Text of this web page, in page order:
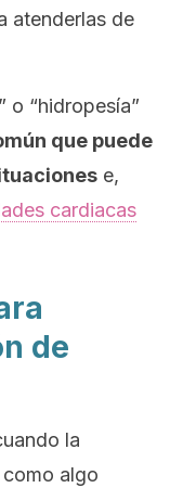
atenderlas de
o “hidropesía”
que puede
e,
cardiacas
de
la
algo